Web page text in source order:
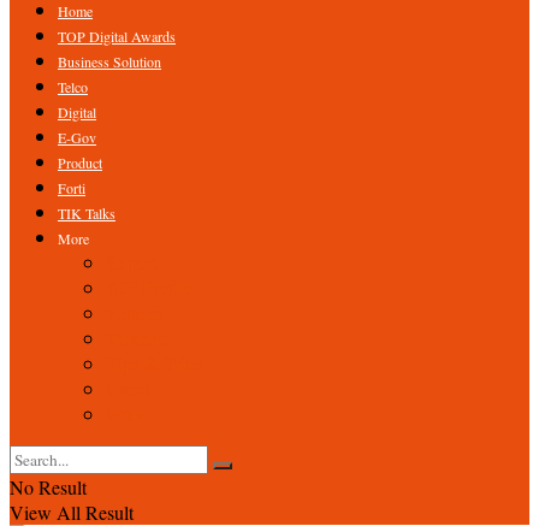
Home
TOP Digital Awards
Business Solution
Telco
Digital
E-Gov
Product
Forti
TIK Talks
More
No Result
View All Result